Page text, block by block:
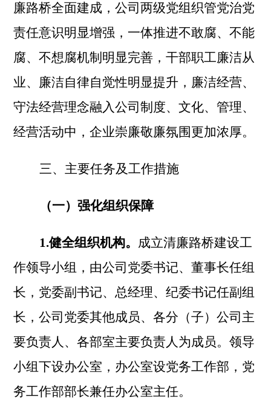
廉路桥全面建成，公司两级党组织管党治党
责任意识明显增强，一体推进不敢腐、不能
腐、不想腐机制明显完善，干部职工廉洁从
业、廉洁自律自觉性明显提升，廉洁经营、
守法经营理念融入公司制度、文化、管理、
经营活动中，企业崇廉敬廉氛围更加浓厚。
三、主要任务及工作措施
（一）强化组织保障
1.健全组织机构。 成立清廉路桥建设工
作领导小组，由公司党委书记、董事长任组
长，党委副书记、总经理、纪委书记任副组
长，公司党委其他成员、各分（子）公司主
要负责人、各部室主要负责人为成员。领导
小组下设办公室，办公室设党务工作部，党
务工作部部长兼任办公室主任。